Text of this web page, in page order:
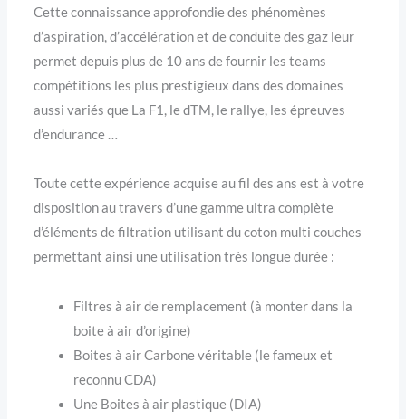
Cette connaissance approfondie des phénomènes
d’aspiration, d’accélération et de conduite des gaz leur
permet depuis plus de 10 ans de fournir les teams
compétitions les plus prestigieux dans des domaines
aussi variés que La F1, le dTM, le rallye, les épreuves
d’endurance …
Toute cette expérience acquise au fil des ans est à votre
disposition au travers d’une gamme ultra complète
d’éléments de filtration utilisant du coton multi couches
permettant ainsi une utilisation très longue durée :
Filtres à air de remplacement (à monter dans la
boite à air d’origine)
Boites à air Carbone véritable (le fameux et
reconnu CDA)
Une Boites à air plastique (DIA)